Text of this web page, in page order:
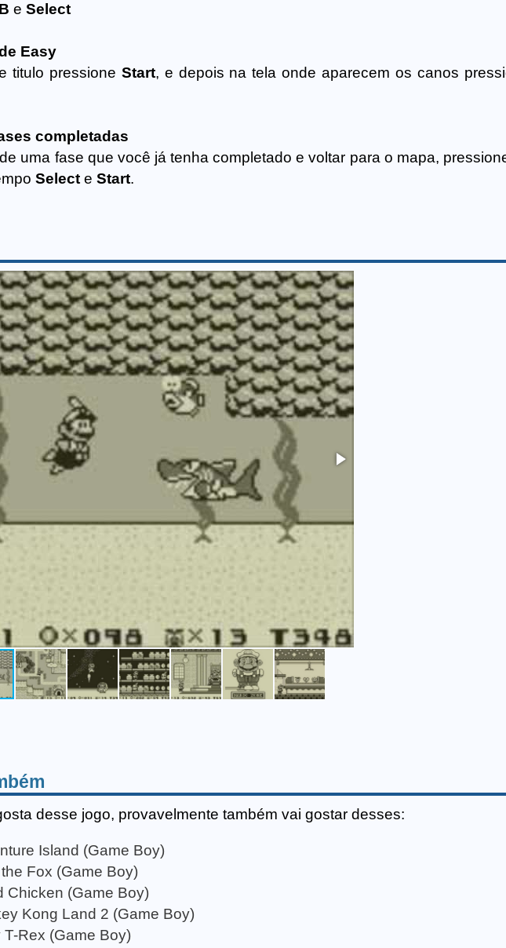
B e Select
Easy
titulo pressione Start, e depois na tela onde aparecem os canos
completadas
uma fase que você já tenha completado e voltar para o mapa,
Select e Start.
desse jogo, provavelmente também vai gostar desses:
Island (Game Boy)
Fox (Game Boy)
Chicken (Game Boy)
Kong Land 2 (Game Boy)
T-Rex (Game Boy)